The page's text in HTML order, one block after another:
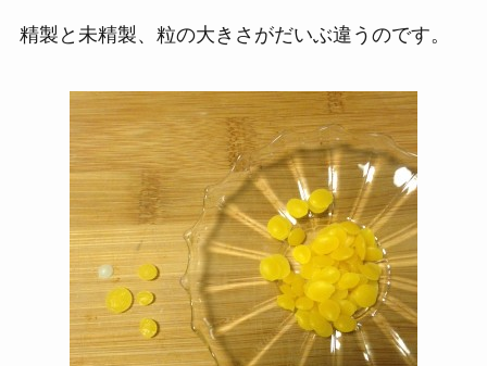
精製と未精製、粒の大きさがだいぶ違うのです。